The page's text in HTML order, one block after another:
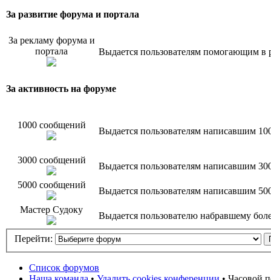
За развитие форума и портала
За рекламу форума и
портала
Выдается пользователям помогающим в
За активность на форуме
1000 сообщений
Выдается пользователям написавшим
3000 сообщений
Выдается пользователям написавшим
5000 сообщений
Выдается пользователям написавшим
Мастер Судоку
Выдается пользователю набравшему
Перейти:
Список форумов